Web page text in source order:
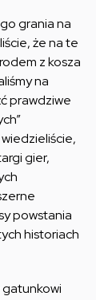
grania na
że na te
z kosza
na
prawdziwe
gier,
powstania
historiach